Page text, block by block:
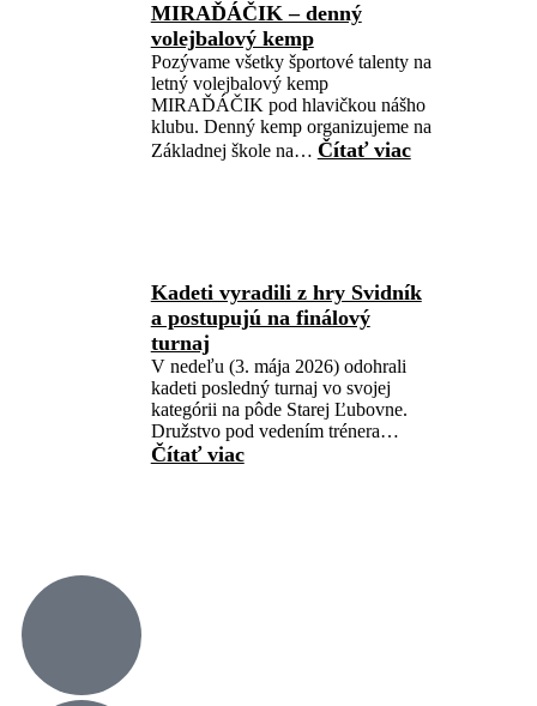
MIRAĎÁČIK – denný
volejbalový kemp
Pozývame všetky športové talenty na
letný volejbalový kemp
MIRAĎÁČIK pod hlavičkou nášho
klubu. Denný kemp organizujeme na
Základnej škole na… Čítať viac
Kadeti vyradili z hry Svidník
a postupujú na finálový
turnaj
V nedeľu (3. mája 2026) odohrali
kadeti posledný turnaj vo svojej
kategórii na pôde Starej Ľubovne.
Družstvo pod vedením trénera…
Čítať viac